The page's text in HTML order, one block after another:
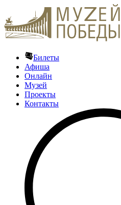
Билеты
Афиша
Онлайн
Музей
Проекты
Контакты